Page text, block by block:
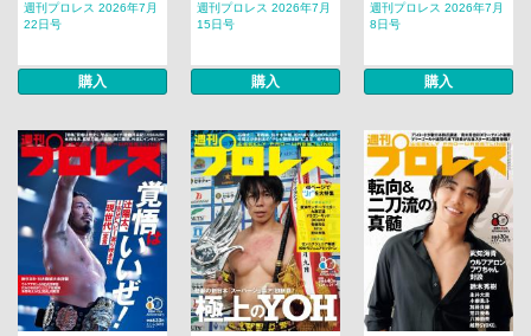
週刊プロレス 2026年7月
22日号
購入
週刊プロレス 2026年7月
15日号
購入
週刊プロレス 2026年7月
8日号
購入